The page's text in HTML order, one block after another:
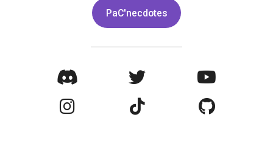
PaC'necdotes